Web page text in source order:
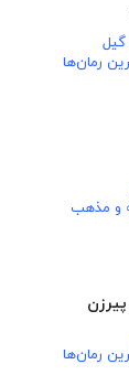
گیل
رمان‌ها
و مذهب
رمان‌ها